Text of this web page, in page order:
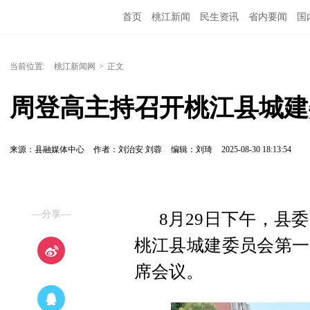
首页 桃江新闻 民生资讯 省内要闻 国
当前位置: 桃江新闻网 > 正文
周登高主持召开桃江县城
来源：县融媒体中心 作者：刘治安 刘蓉 编辑：刘琦 2025-08-30 18:13:54
—分享—
8月29日下午，县
桃江县城建委员会第
席会议。